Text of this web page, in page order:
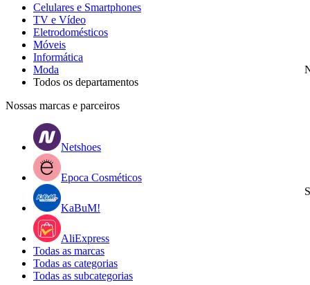
Celulares e Smartphones
TV e Vídeo
Eletrodomésticos
Móveis
Informática
Moda
Todos os departamentos
Nossas marcas e parceiros
Netshoes
Epoca Cosméticos
KaBuM!
AliExpress
Todas as marcas
Todas as categorias
Todas as subcategorias